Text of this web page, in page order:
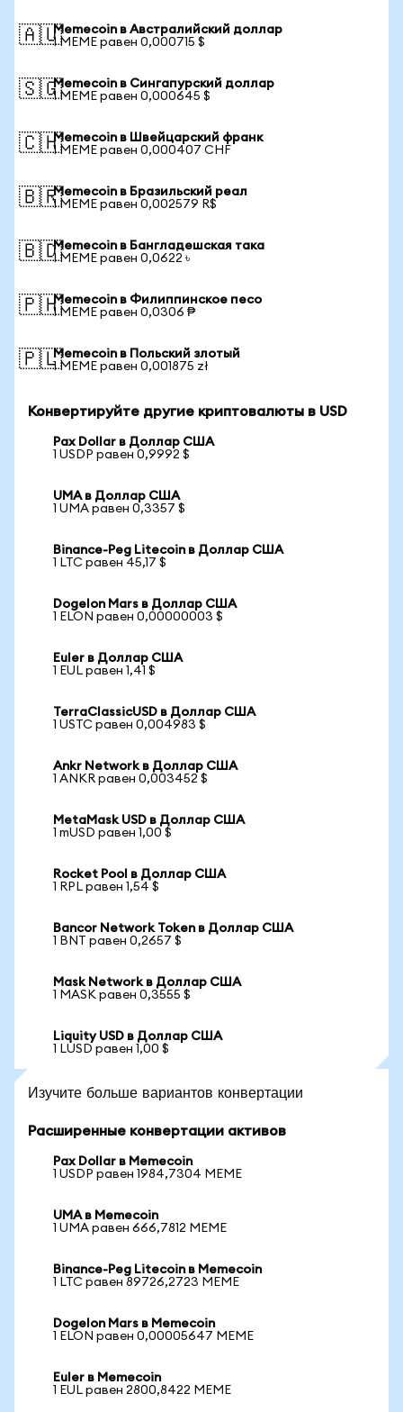
🇦🇺Memecoin в Австралийский доллар
1 MEME равен 0,000715 $
🇸🇬Memecoin в Сингапурский доллар
1 MEME равен 0,000645 $
🇨🇭Memecoin в Швейцарский франк
1 MEME равен 0,000407 CHF
🇧🇷Memecoin в Бразильский реал
1 MEME равен 0,002579 R$
🇧🇩Memecoin в Бангладешская така
1 MEME равен 0,0622 ৳
🇵🇭Memecoin в Филиппинское песо
1 MEME равен 0,0306 ₱
🇵🇱Memecoin в Польский злотый
1 MEME равен 0,001875 zł
Конвертируйте другие криптовалюты в USD
Pax Dollar в Доллар США
1 USDP равен 0,9992 $
UMA в Доллар США
1 UMA равен 0,3357 $
Binance-Peg Litecoin в Доллар США
1 LTC равен 45,17 $
Dogelon Mars в Доллар США
1 ELON равен 0,00000003 $
Euler в Доллар США
1 EUL равен 1,41 $
TerraClassicUSD в Доллар США
1 USTC равен 0,004983 $
Ankr Network в Доллар США
1 ANKR равен 0,003452 $
MetaMask USD в Доллар США
1 mUSD равен 1,00 $
Rocket Pool в Доллар США
1 RPL равен 1,54 $
Bancor Network Token в Доллар США
1 BNT равен 0,2657 $
Mask Network в Доллар США
1 MASK равен 0,3555 $
Liquity USD в Доллар США
1 LUSD равен 1,00 $
Изучите больше вариантов конвертации
Расширенные конвертации активов
Pax Dollar в Memecoin
1 USDP равен 1984,7304 MEME
UMA в Memecoin
1 UMA равен 666,7812 MEME
Binance-Peg Litecoin в Memecoin
1 LTC равен 89726,2723 MEME
Dogelon Mars в Memecoin
1 ELON равен 0,00005647 MEME
Euler в Memecoin
1 EUL равен 2800,8422 MEME